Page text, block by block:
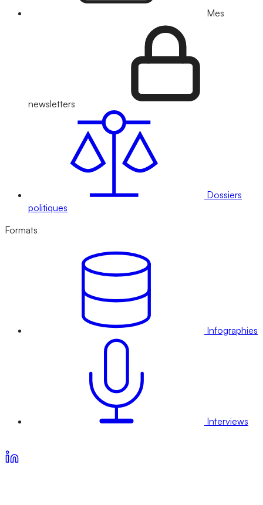
Mes
newsletters
Dossiers
politiques
Formats
Infographies
Interviews